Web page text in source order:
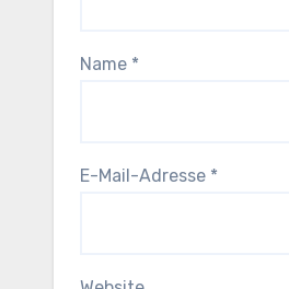
Name *
E-Mail-Adresse *